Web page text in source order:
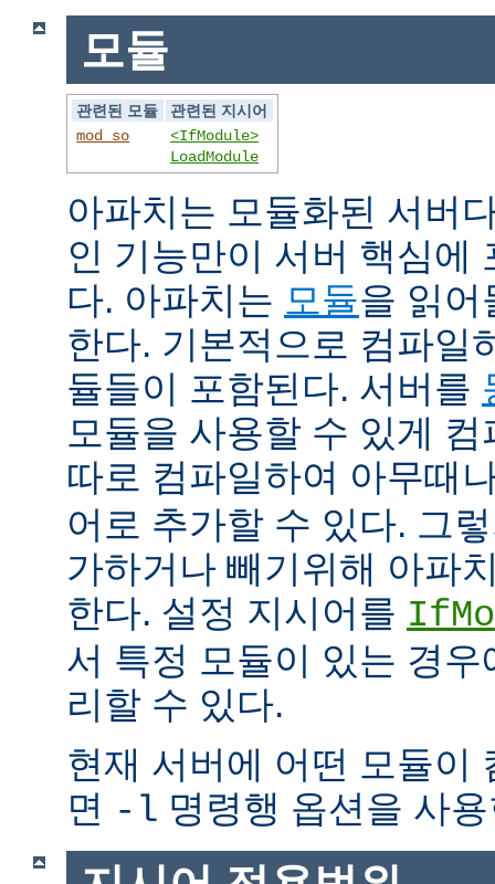
모듈
관련된 모듈
관련된 지시어
mod_so
<IfModule>
LoadModule
아파치는 모듈화된 서버
인 기능만이 서버 핵심에
다. 아파치는 모듈을 읽어
한다. 기본적으로 컴파일
듈들이 포함된다. 서버를
모듈을 사용할 수 있게
따로 컴파일하여 아무때
어로 추가할 수 있다. 그
가하거나 빼기위해 아파
한다. 설정 지시어를
서 특정 모듈이 있는 경
리할 수 있다.
현재 서버에 어떤 모듈이
면 -l 명령행 옵션을 사